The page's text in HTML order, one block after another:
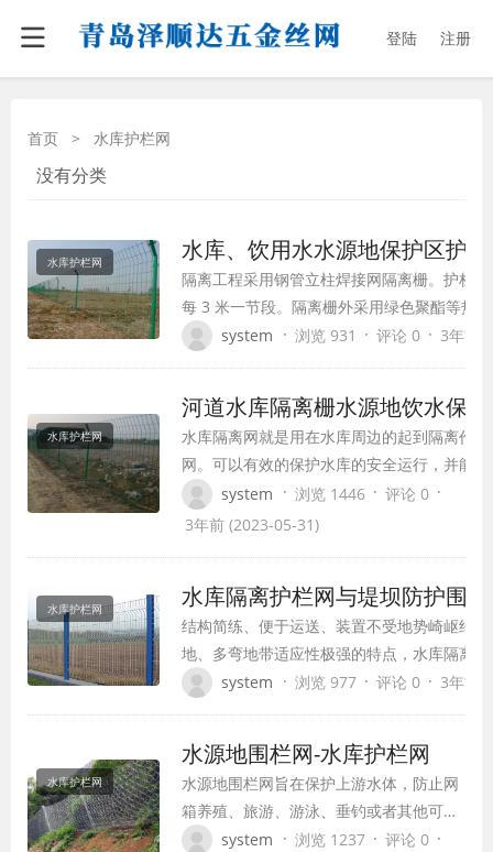
登陆 注册
首页 > 水库护栏网
没有分类
水库护栏网 水库、饮用水水源地保护区护
隔离工程采用钢管立柱焊接网隔离栅。护栏
每 3 米一节段。隔离栅外采用绿色聚酯等热
离栅安装应保证焊接网隔离栅的平纵线相对
system · 浏览 931 · 评论 0 · 3年前
水库护栏网
河道水库隔离栅水源地饮水保
水库隔离网就是用在水库周边的起到隔离作
网。可以有效的保护水库的安全运行，并能
水库的水质不受到人为的破坏。水库建成后
蓄水灌溉、供水、发电、养鱼等作用。有时
system · 浏览 1446 · 评论 0 ·
3年前 (2023-05-31)
水库护栏网 水库隔离护栏网与堤坝防护围
结构简练、便于运送、装置不受地势崎岖约
地、多弯地带适应性极强的特点，水库隔离
低，合适大面积选用。价格中等偏低，比一
system · 浏览 977 · 评论 0 · 3年前
水库护栏网
水源地围栏网-水库护栏网
水源地围栏网旨在保护上游水体，防止网
箱养殖、旅游、游泳、垂钓或者其他可能
污染饮用水水体的活动，水源地围栏网从
system · 浏览 1237 · 评论 0 ·